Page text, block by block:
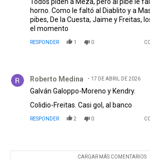
horno. Como le faltó al Diablito y a
pibes, De la Cuesta, Jaime y Freitas,
el momento
RESPONDER 1 0
Roberto Medina 17 DE ABRIL DE 2026
Galván Galoppo-Moreno y Kendry.
Colidio-Freitas. Casi gol, al banco
RESPONDER 2 0
CARGAR MÁS COMENTARIOS